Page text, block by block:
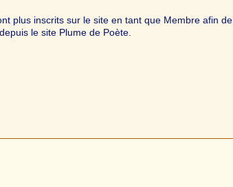
plus inscrits sur le site en tant que Membre afin de
le site Plume de Poète.